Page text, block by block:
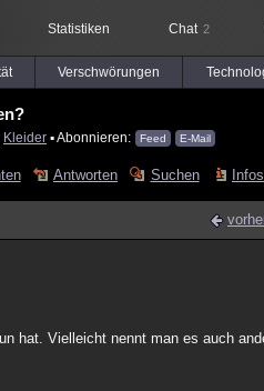
Statistiken Chat 2
Verschwörungen
Kleider ▪ Abonnieren: Feed E-Mail
Antworten Suchen Infos
hat. Vielleicht nennt man es auch